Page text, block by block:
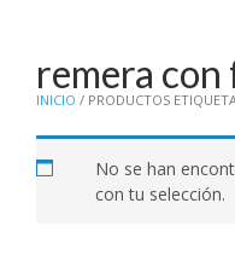
INICIO / PRODUCTOS
remera con
No se han
con tu selección.